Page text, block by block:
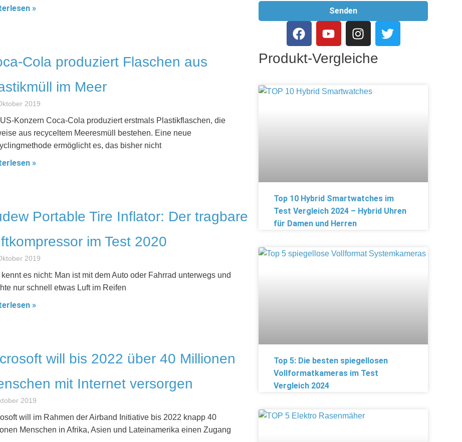
»
Cola produziert Flaschen aus
im Meer
2019
Konzern Coca-Cola produziert erstmals Plastikflaschen, die
aus recyceltem Meeresmüll bestehen. Eine neue
ermöglicht es, das bisher nicht
»
Portable Tire Inflator: Der tragbare
im Test 2020
2019
es nicht: Man ist mit dem Auto oder Fahrrad unterwegs und
nur schnell etwas Luft im Reifen
»
will bis 2022 über 40 Millionen
mit Internet versorgen
2019
will im Rahmen der Airband Initiative bis 2022 knapp 40
Menschen in Afrika, Asien und Lateinamerika einen Zugang
Senden
Produkt-Vergleiche
Top 10 Hybrid Smartwatches im
Test Vergleich 2024 – Hybrid Uhren
für Damen und Herren
Top 5: Die besten spiegellosen
Vollformatkameras im Test
Vergleich 2024